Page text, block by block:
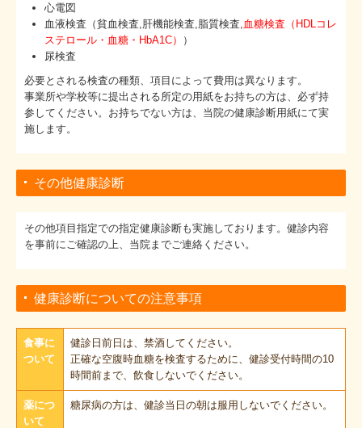
心電図
血液検査（貧血検査,肝機能検査,脂質検査, 血糖検査（HDLコレ
ステロール・血糖・HbA1C）
）
尿検査
必要とされる検査の種類、項目によって費用は異なります。
事業所や学校等に提出される所定の用紙をお持ちの方は、必ず持
参してください。お持ちでない方は、当院の健康診断用紙にて実
施します。
その他健康診断
その他項目指定での指定健康診断も実施しております。健診内容
を事前にご確認の上、当院までご連絡ください。
健康診断についての注意事項
食事に
ついて
健診日前日は、禁酒してください。
正確な空腹時血糖を検査するために、健診受付時間の10
時間前まで、飲食しないでください。
薬につ
いて
糖尿病の方は、健診当日の朝は服用しないでください。